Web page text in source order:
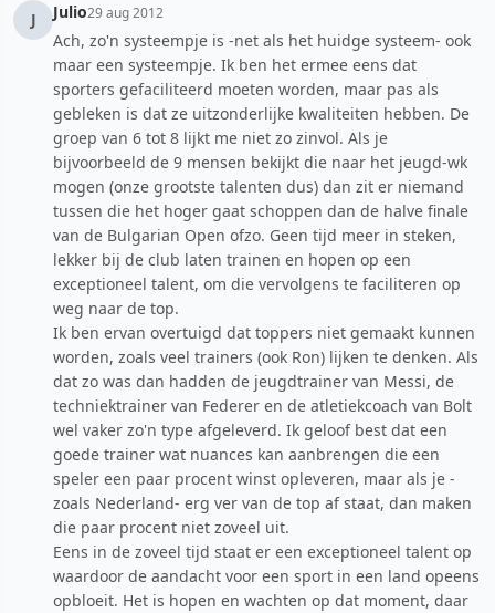
J
Julio29 aug 2012
Ach, zo'n systeempje is -net als het huidge systeem- ook
maar een systeempje. Ik ben het ermee eens dat
sporters gefaciliteerd moeten worden, maar pas als
gebleken is dat ze uitzonderlijke kwaliteiten hebben. De
groep van 6 tot 8 lijkt me niet zo zinvol. Als je
bijvoorbeeld de 9 mensen bekijkt die naar het jeugd-wk
mogen (onze grootste talenten dus) dan zit er niemand
tussen die het hoger gaat schoppen dan de halve finale
van de Bulgarian Open ofzo. Geen tijd meer in steken,
lekker bij de club laten trainen en hopen op een
exceptioneel talent, om die vervolgens te faciliteren op
weg naar de top.
Ik ben ervan overtuigd dat toppers niet gemaakt kunnen
worden, zoals veel trainers (ook Ron) lijken te denken. Als
dat zo was dan hadden de jeugdtrainer van Messi, de
techniektrainer van Federer en de atletiekcoach van Bolt
wel vaker zo'n type afgeleverd. Ik geloof best dat een
goede trainer wat nuances kan aanbrengen die een
speler een paar procent winst opleveren, maar als je -
zoals Nederland- erg ver van de top af staat, dan maken
die paar procent niet zoveel uit.
Eens in de zoveel tijd staat er een exceptioneel talent op
waardoor de aandacht voor een sport in een land opeens
opbloeit. Het is hopen en wachten op dat moment, daar